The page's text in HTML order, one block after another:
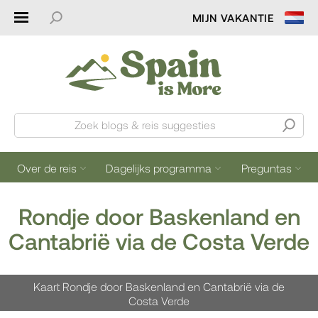
MIJN VAKANTIE
Zoek blogs & reis suggesties
Over de reis Dagelijks programma Preguntas
Rondje door Baskenland en
Cantabrië via de Costa Verde
Kaart Rondje door Baskenland en Cantabrië via de
Costa Verde